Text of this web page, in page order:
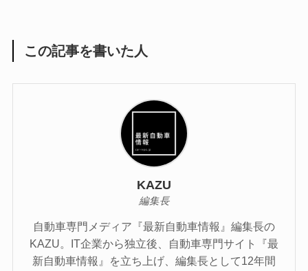
この記事を書いた人
KAZU
編集長
自動車専門メディア『最新自動車情報』編集長の
KAZU。IT企業から独立後、自動車専門サイト『最
新自動車情報』を立ち上げ、編集長として12年間